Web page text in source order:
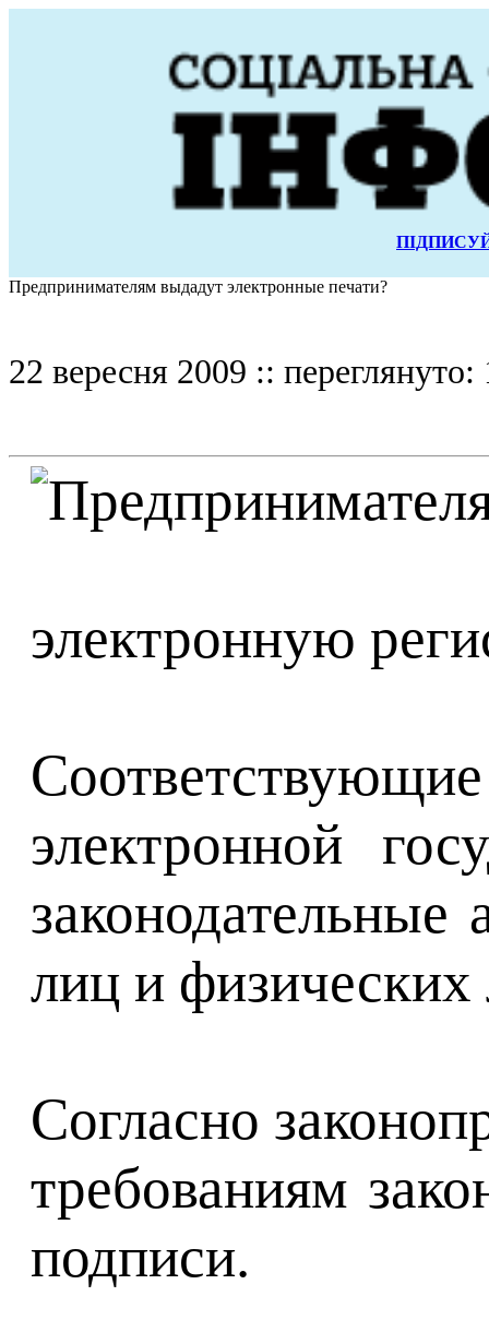
Предпринимателям выдадут электронные печати?
22 вересня 2009 ::
электронную
электронной
лиц и
Согласно
требованиям
подписи.